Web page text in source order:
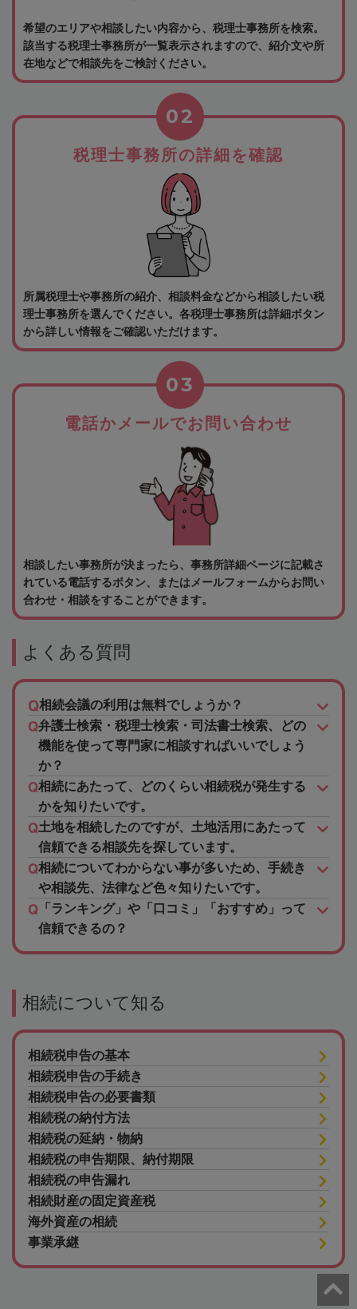
希望のエリアや相談したい内容から、税理士事務所を検索。
該当する税理士事務所が一覧表示されますので、紹介文や所
在地などで相談先をご検討ください。
税理士事務所の詳細を確認
02
所属税理士や事務所の紹介、相談料金などから相談したい税
理士事務所を選んでください。各税理士事務所は詳細ボタン
から詳しい情報をご確認いただけます。
電話かメールでお問い合わせ
03
相談したい事務所が決まったら、事務所詳細ページに記載さ
れている電話するボタン、またはメールフォームからお問い
合わせ・相談をすることができます。
よくある質問
相続会議の利用は無料でしょうか？
弁護士検索・税理士検索・司法書士検索、どの
機能を使って専門家に相談すればいいでしょう
か？
相続にあたって、どのくらい相続税が発生する
かを知りたいです。
土地を相続したのですが、土地活用にあたって
信頼できる相談先を探しています。
相続についてわからない事が多いため、手続き
や相談先、法律など色々知りたいです。
「ランキング」や「口コミ」「おすすめ」って
信頼できるの？
相続について知る
相続税申告の基本
相続税申告の手続き
相続税申告の必要書類
相続税の納付方法
相続税の延納・物納
相続税の申告期限、納付期限
相続税の申告漏れ
相続財産の固定資産税
海外資産の相続
事業承継